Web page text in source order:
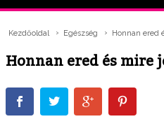
Kezdőoldal Egészség Honnan ered
Honnan ered és mire